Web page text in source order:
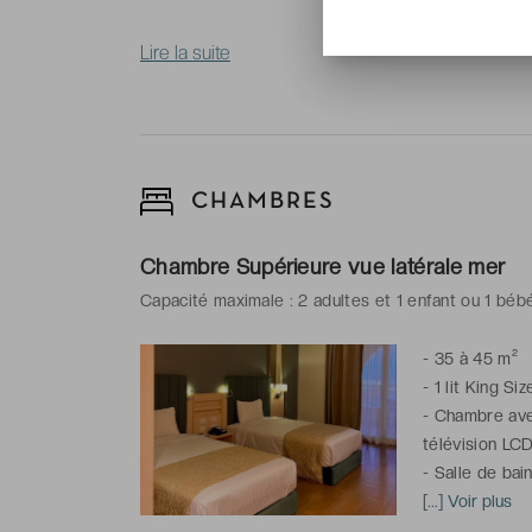
Lire la suite
CHAMBRES
Chambre Supérieure vue latérale mer
Capacité maximale : 2 adultes et 1 enfant ou 1
- 35 à 45 m²
- 1 lit King
- Chambre
télévision
- Salle de
chaussons,
[...] Voir plus